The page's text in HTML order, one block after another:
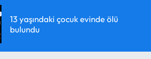
13 yaşındaki çocuk evinde ölü
bulundu